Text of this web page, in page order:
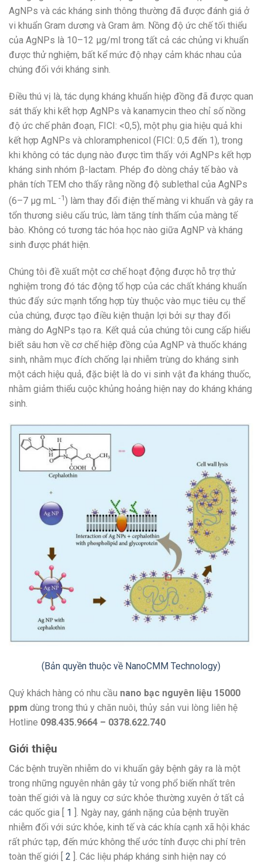
AgNPs và các kháng sinh thông thường đã được đánh giá ở
vi khuẩn Gram dương và Gram âm. Nồng độ ức chế tối thiểu
của AgNPs là 10–12 μg/ml trong tất cả các chủng vi khuẩn
được thử nghiệm, bất kể mức độ nhạy cảm khác nhau của
chúng đối với kháng sinh.
Điều thú vị là, tác dụng kháng khuẩn hiệp đồng đã được quan
sát thấy khi kết hợp AgNPs và kanamycin theo chỉ số nồng
độ ức chế phân đoạn, FICI: <0,5), một phụ gia hiệu quả khi
kết hợp AgNPs và chloramphenicol (FICI: 0,5 đến 1), trong
khi không có tác dụng nào được tìm thấy với AgNPs kết hợp
kháng sinh nhóm β-lactam. Phép đo dòng chảy tế bào và
phân tích TEM cho thấy rằng nồng độ sublethal của AgNPs
(6–7 μg mL -1) làm thay đổi điện thế màng vi khuẩn và gây ra
tổn thương siêu cấu trúc, làm tăng tính thấm của màng tế
bào. Không có tương tác hóa học nào giữa AgNP và kháng
sinh được phát hiện.
Chúng tôi đề xuất một cơ chế hoạt động được hỗ trợ thử
nghiệm trong đó tác động tổ hợp của các chất kháng khuẩn
thúc đẩy sức mạnh tổng hợp tùy thuộc vào mục tiêu cụ thể
của chúng, được tạo điều kiện thuận lợi bởi sự thay đổi
màng do AgNPs tạo ra. Kết quả của chúng tôi cung cấp hiểu
biết sâu hơn về cơ chế hiệp đồng của AgNP và thuốc kháng
sinh, nhằm mục đích chống lại nhiễm trùng do kháng sinh
một cách hiệu quả, đặc biệt là do vi sinh vật đa kháng thuốc,
nhằm giảm thiểu cuộc khủng hoảng hiện nay do kháng kháng
sinh.
(Bản quyền thuộc về NanoCMM Technology)
Quý khách hàng có nhu cầu nano bạc nguyên liệu 15000
ppm dùng trong thú y chăn nuôi, thủy sản vui lòng liên hệ
Hotline 098.435.9664 – 0378.622.740
Giới thiệu
Các bệnh truyền nhiễm do vi khuẩn gây bệnh gây ra là một
trong những nguyên nhân gây tử vong phổ biến nhất trên
toàn thế giới và là nguy cơ sức khỏe thường xuyên ở tất cả
các quốc gia [ 1 ]. Ngày nay, gánh nặng của bệnh truyền
nhiễm đối với sức khỏe, kinh tế và các khía cạnh xã hội khác
rất phức tạp, đến mức không thể ước tính được chi phí trên
toàn thế giới [ 2 ]. Các liệu pháp kháng sinh hiện nay có